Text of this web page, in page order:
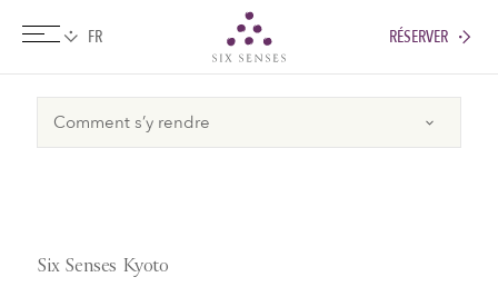
RÉSERVER
Six Senses Kyoto